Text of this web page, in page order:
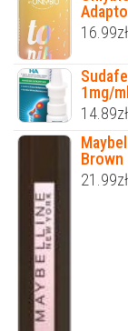
16.99zł
1mg/
14.89zł
Brown
21.99zł